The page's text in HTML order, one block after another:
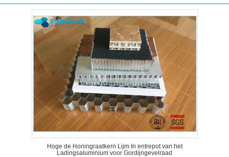
Hoge de Honingraatkern Lijm In entrepot van het
Ladingsaluminium voor Gordijngevelraad